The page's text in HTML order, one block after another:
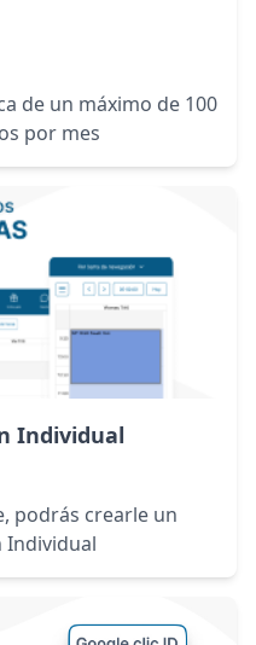
de un máximo de 100
por mes
Individual
podrás crearle un
Individual